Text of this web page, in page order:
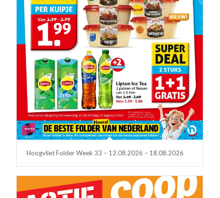
Hoogvliet Folder Week 33 – 12.08.2026 – 18.08.2026